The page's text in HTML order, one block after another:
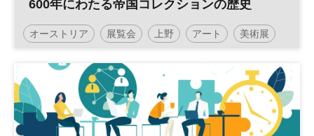
600年にわたる帝国コレクションの歴史
オーストリア 展覧会 上野 アート 美術展
国立西洋美術館 コレクション展